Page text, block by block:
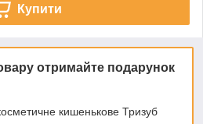
Купити
отримайте подарунок
кишенькове Тризуб